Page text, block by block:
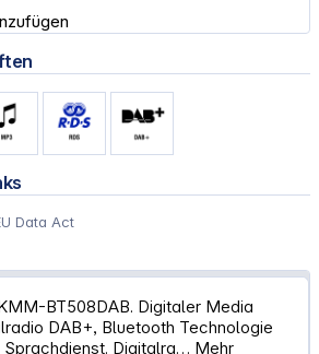
Data Act
BT508DAB. Digitaler Media
DAB+, Bluetooth Technologie
Sprachdienst. Digitalra… Mehr